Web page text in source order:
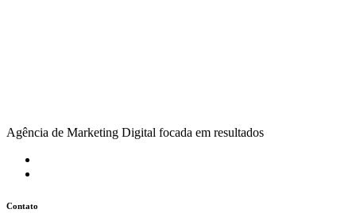
Agência de Marketing Digital focada em resultados
Contato